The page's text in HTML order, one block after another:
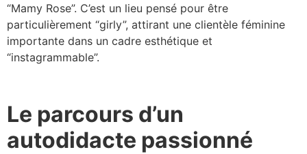
“Mamy Rose”. C’est un lieu pensé pour être
particulièrement “girly”, attirant une clientèle féminine
importante dans un cadre esthétique et
“instagrammable”.
Le parcours d’un
autodidacte passionné